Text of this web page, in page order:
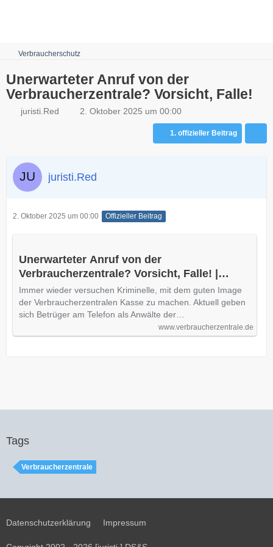
Verbraucherschutz
Unerwarteter Anruf von der
Verbraucherzentrale? Vorsicht, Falle!
juristi.Red 2. Oktober 2025 um 00:00
1. offizieller Beitrag
juristi.Red
2. Oktober 2025 um 00:00 Offizieller Beitrag
Unerwarteter Anruf von der
Verbraucherzentrale? Vorsicht, Falle! |
Verbraucherzentrale.de
Immer wieder versuchen Kriminelle, mit dem guten Image
der Verbraucherzentralen Kasse zu machen. Aktuell geben
sich Betrüger am Telefon als Anwälte der…
www.verbraucherzentrale.de
Tags
Verbraucherzentrale
Datenschutzerklärung Impressum